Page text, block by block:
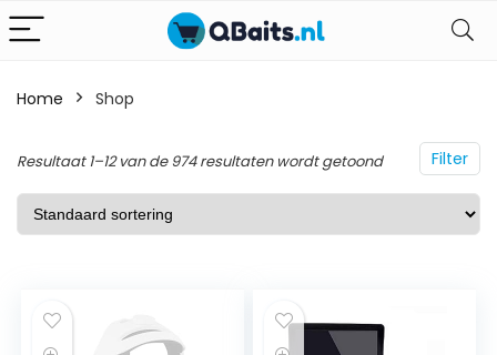
Home Shop
Filter
Resultaat 1–12 van de 974 resultaten wordt getoond